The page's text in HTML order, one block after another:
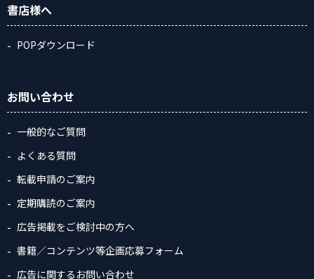
書店様へ
POPダウンロード
お問い合わせ
一般的なご質問
よくある質問
転載申請のご案内
定期購読のご案内
広告掲載をご検討中の方へ
書籍／コンテンツ等企画応募フォーム
広告に関するお問い合わせ